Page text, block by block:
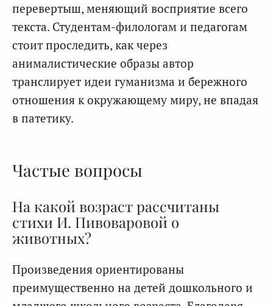
перевертыш, меняющий восприятие всего
текста. Студентам-филологам и педагогам
стоит проследить, как через
анималистические образы автор
транслирует идеи гуманизма и бережного
отношения к окружающему миру, не впадая
в патетику.
Частые вопросы
На какой возраст рассчитаны
стихи И. Пивоваровой о
животных?
Произведения ориентированы
преимущественно на детей дошкольного и